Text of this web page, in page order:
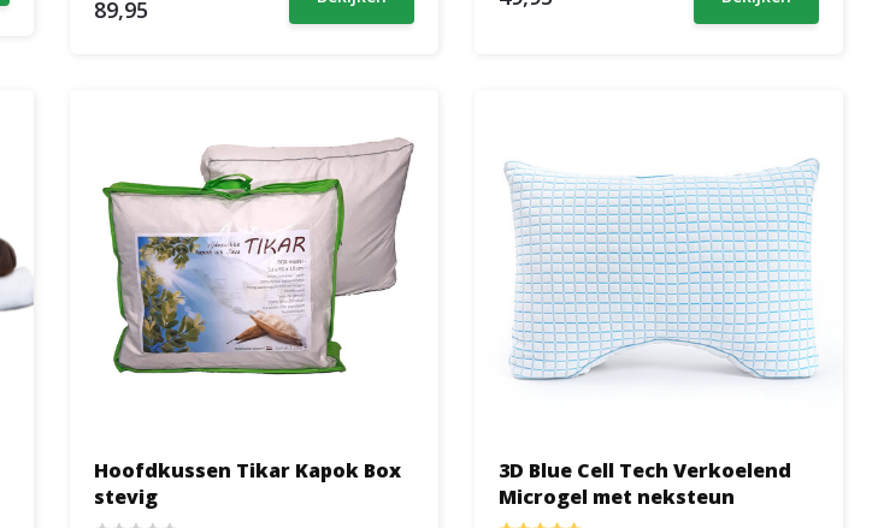
89,95
Hoofdkussen Tikar Kapok Box
stevig
3D Blue Cell Tech Verkoelend
Microgel met neksteun